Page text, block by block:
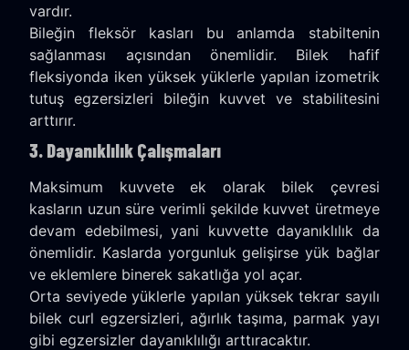
vardır.
Bileğin fleksör kasları bu anlamda stabiltenin
sağlanması açısından önemlidir. Bilek hafif
fleksiyonda iken yüksek yüklerle yapılan izometrik
tutuş egzersizleri bileğin kuvvet ve stabilitesini
arttırır.
3. Dayanıklılık Çalışmaları
Maksimum kuvvete ek olarak bilek çevresi
kasların uzun süre verimli şekilde kuvvet üretmeye
devam edebilmesi, yani kuvvette dayanıklılık da
önemlidir. Kaslarda yorgunluk gelişirse yük bağlar
ve eklemlere binerek sakatlığa yol açar.
Orta seviyede yüklerle yapılan yüksek tekrar sayılı
bilek curl egzersizleri, ağırlık taşıma, parmak yayı
gibi egzersizler dayanıklılığı arttıracaktır.